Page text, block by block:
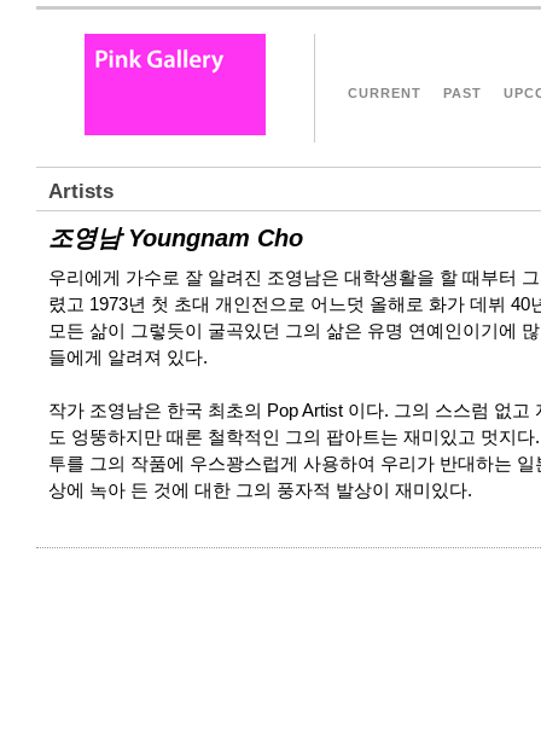
CURRENT PAST
Artists
조영남 Youngnam Cho
우리에게 가수로 잘 알려진 조영남은 대학생활을 할 때부터
렸고 1973년 첫 초대 개인전으로 어느덧 올해로 화가 데뷔 40
모든 삶이 그렇듯이 굴곡있던 그의 삶은 유명 연예인이기에
들에게 알려져 있다.
작가 조영남은 한국 최초의 Pop Artist 이다. 그의 스스럼 없고
도 엉뚱하지만 때론 철학적인 그의 팝아트는 재미있고 멋지다
투를 그의 작품에 우스꽝스럽게 사용하여 우리가 반대하는 일
상에 녹아 든 것에 대한 그의 풍자적 발상이 재미있다.